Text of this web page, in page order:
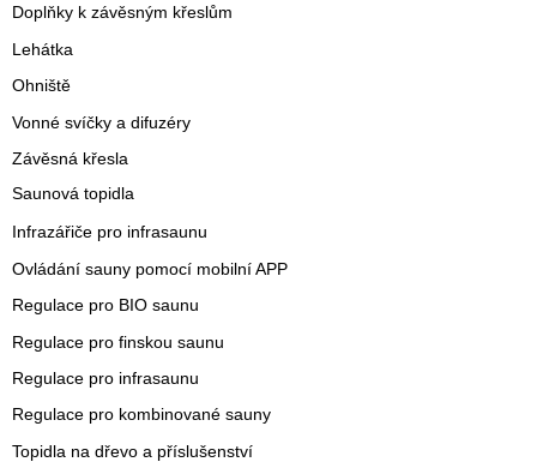
Doplňky k závěsným křeslům
Lehátka
Ohniště
Vonné svíčky a difuzéry
Závěsná křesla
Saunová topidla
Infrazářiče pro infrasaunu
Ovládání sauny pomocí mobilní APP
Regulace pro BIO saunu
Regulace pro finskou saunu
Regulace pro infrasaunu
Regulace pro kombinované sauny
Topidla na dřevo a příslušenství